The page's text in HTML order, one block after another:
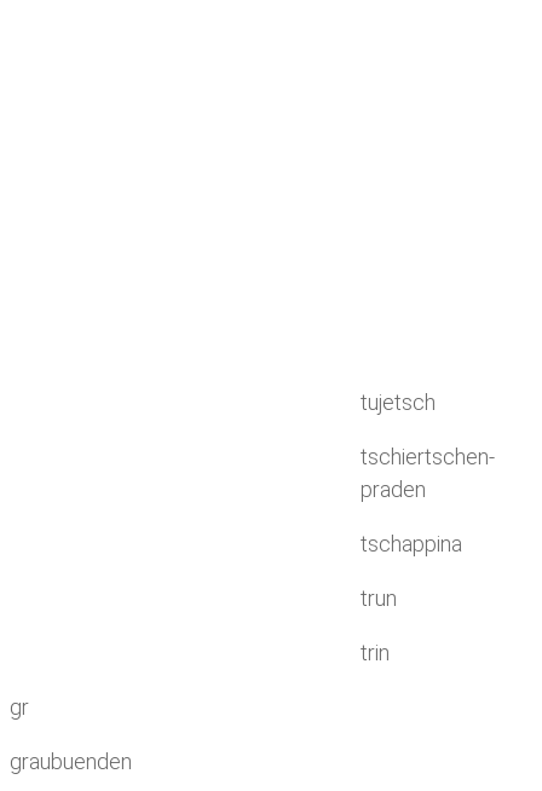
tujetsch
tschiertschen-
praden
tschappina
trun
trin
gr
graubuenden